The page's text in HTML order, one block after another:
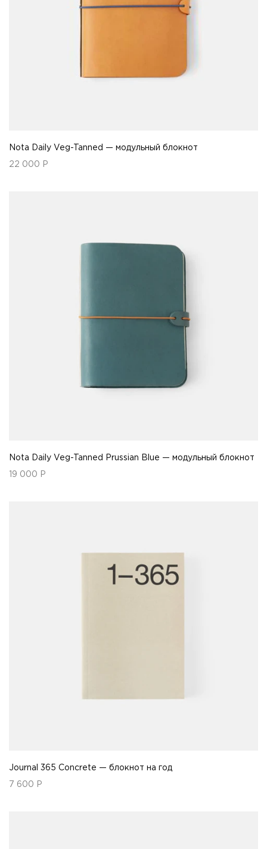
Nota Daily Veg-Tanned — модульный блокнот
22 000 Р
Nota Daily Veg-Tanned Prussian Blue — модульный блокнот
19 000 Р
Journal 365 Concrete — блокнот на год
7 600 Р